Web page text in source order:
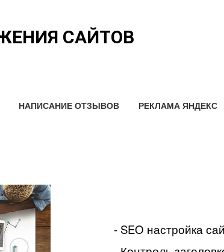
САЙТОВ
НАПИСАНИЕ ОТЗЫВОВ РЕКЛАМА ЯНДЕКС
- SEO настройка